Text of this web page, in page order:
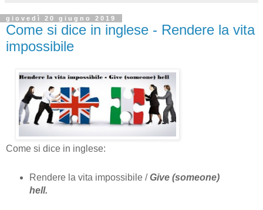
giovedì 20 giugno 2019
Come si dice in inglese - Rendere la vita
impossibile
Come si dice in inglese:
Rendere la vita impossibile /Give (someone)
hell.